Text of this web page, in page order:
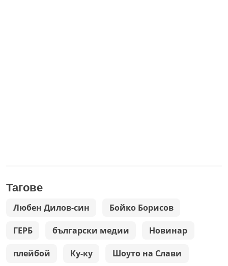
Тагове
Любен Дилов-син Бойко Борисов
ГЕРБ български медии Новинар
плейбой Ку-ку Шоуто на Слави